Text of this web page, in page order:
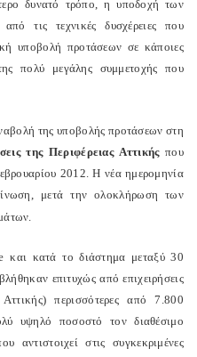
δυνατό τρόπο, η υποδοχή των
τις τεχνικές δυσχέρειες που
υποβολή προτάσεων σε κάποιες
πολύ μεγάλης συμμετοχής που
της υποβολής προτάσεων στη
της Περιφέρειας Αττικήςπου
2012. Η νέα ημερομηνία
μετά την ολοκλήρωση των
και κατά το διάστημα μεταξύ 30
επιτυχώς από επιχειρήσεις
περισσότερες από 7.800
υψηλό ποσοστό τον διαθέσιμο
στις συγκεκριμένες